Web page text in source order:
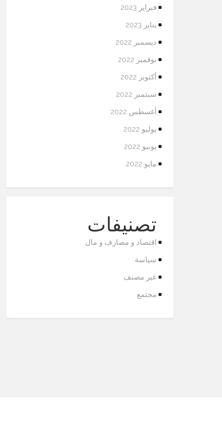
فبراير 2023
يناير 2023
ديسمبر 2022
نوفمبر 2022
أكتوبر 2022
سبتمبر 2022
أغسطس 2022
يوليو 2022
يونيو 2022
مايو 2022
تصنيفات
اقتصاد و مصارف و مال
سياسة
غير مصنف
مجتمع